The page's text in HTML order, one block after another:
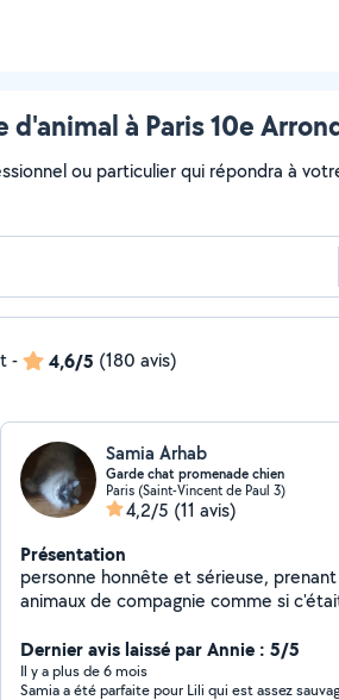
d'animal à Paris 10e
ou particulier qui répondra à
- 4,6/5 (180 avis)
Samia Arhab
Garde chat promenade chien
Paris (Saint-Vincent de Paul 3)
4,2/5 (11 avis)
Présentation
personne honnête et sérieuse,
animaux de compagnie comme si
Dernier avis laissé par Annie : 5/5
Il y a plus de 6 mois
Samia a été parfaite pour Lili qui est assez